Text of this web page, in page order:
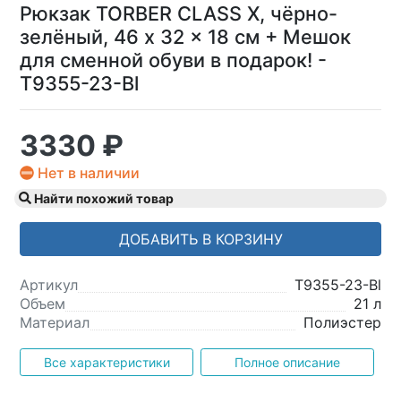
Рюкзак TORBER CLASS X, чёрно-
зелёный, 46 x 32 x 18 см + Мешок
для сменной обуви в подарок! -
T9355-23-Bl
3330 ₽
Нет в наличии
Найти похожий товар
ДОБАВИТЬ В КОРЗИНУ
Артикул
T9355-23-Bl
Объем
21 л
Материал
Полиэстер
Все характеристики Полное описание